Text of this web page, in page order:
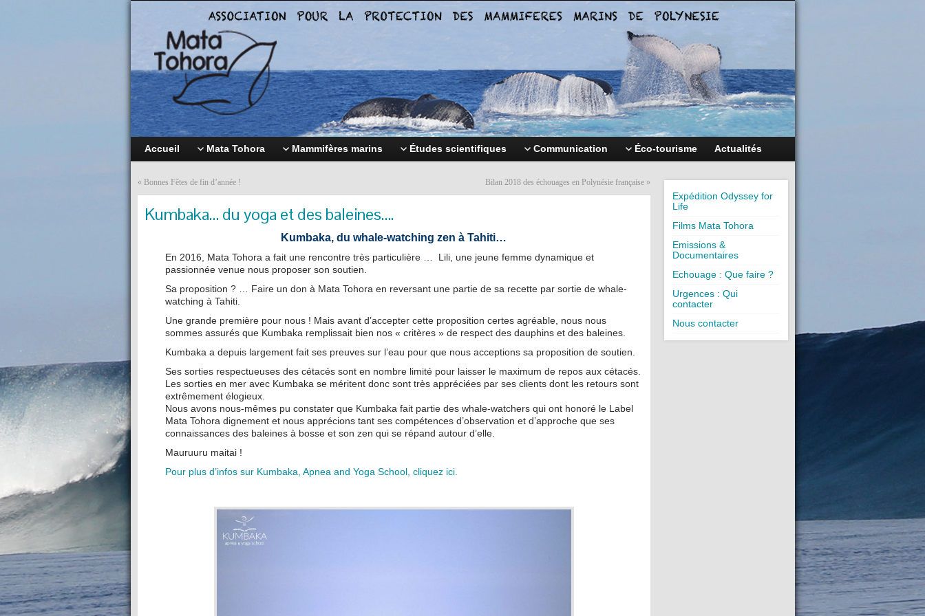
Accueil Mata Tohora Mammifères marins Études scientifiques Communication Éco-tourisme Actualités
« Bonnes Fêtes de fin d’année ! Bilan 2018 des échouages en Polynésie française»
Kumbaka… du yoga et des baleines….
Kumbaka, du whale-watching zen à Tahiti…
En 2016, Mata Tohora a fait une rencontre très particulière … Lili, une jeune femme dynamique et
passionnée venue nous proposer son soutien.
Sa proposition ? … Faire un don à Mata Tohora en reversant une partie de sa recette par sortie de whale-
watching à Tahiti.
Une grande première pour nous ! Mais avant d’accepter cette proposition certes agréable, nous nous
sommes assurés que Kumbaka remplissait bien nos « critères » de respect des dauphins et des baleines.
Kumbaka a depuis largement fait ses preuves sur l’eau pour que nous acceptions sa proposition de soutien.
Ses sorties respectueuses des cétacés sont en nombre limité pour laisser le maximum de repos aux cétacés.
Les sorties en mer avec Kumbaka se méritent donc sont très appréciées par ses clients dont les retours sont
extrêmement élogieux.
Nous avons nous-mêmes pu constater que Kumbaka fait partie des whale-watchers qui ont honoré le Label
Mata Tohora dignement et nous apprécions tant ses compétences d’observation et d’approche que ses
connaissances des baleines à bosse et son zen qui se répand autour d’elle.
Mauruuru maitai !
Pour plus d’infos sur Kumbaka, Apnea and Yoga School, cliquez ici.
Expédition Odyssey for
Life
Films Mata Tohora
Emissions &
Documentaires
Echouage : Que faire ?
Urgences : Qui
contacter
Nous contacter